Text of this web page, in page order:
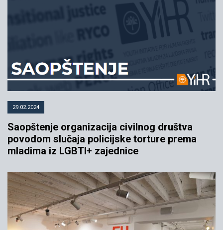
29.02.2024
Saopštenje organizacija civilnog društva
povodom slučaja policijske torture prema
mladima iz LGBTI+ zajednice